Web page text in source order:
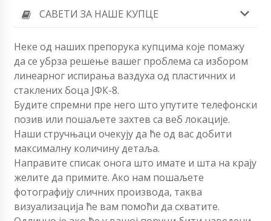
САВЕТИ ЗА НАШЕ КУПЦЕ
Неке од наших препорука купцима које помажу
да се убрза решење вашег проблема са избором
линеарног испирања ваздуха од пластичних и
стаклених боца ЈФК-8.
Будите спремни пре него што упутите телефонски
позив или пошаљете захтев са веб локације.
Наши стручњаци очекују да ће од вас добити
максималну количину детаља.
Направите списак онога што имате и шта на крају
желите да примите. Ако нам пошаљете
фотографију сличних производа, таква
визуализација ће вам помоћи да схватите.